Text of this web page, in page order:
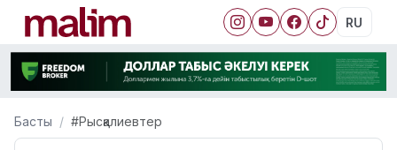
RU
Басты #Рысқалиевтер